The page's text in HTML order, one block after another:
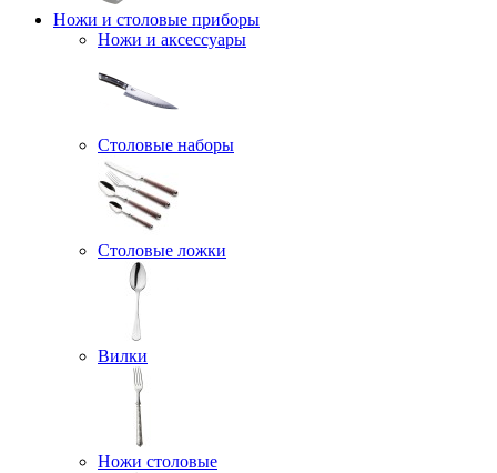
Ножи и столовые приборы
Ножи и аксессуары
Столовые наборы
Столовые ложки
Вилки
Ножи столовые